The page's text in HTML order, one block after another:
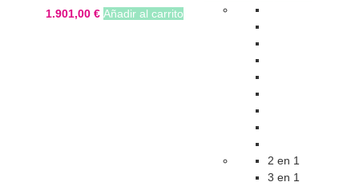
1.901,00 € Añadir al carrito
2 en 1
3 en 1